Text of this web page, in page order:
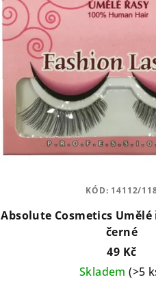
Absolute Cosmetics Umělé
černé
49 Kč
Skladem(>5
KÓD: 14112/